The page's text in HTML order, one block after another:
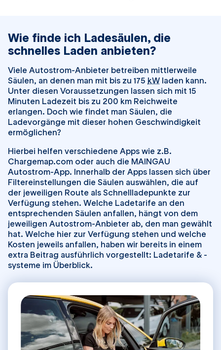
Wie finde ich Ladesäulen, die
schnelles Laden anbieten?
Viele Autostrom-Anbieter betreiben mittlerweile
Säulen, an denen man mit bis zu 175 kW laden kann.
Unter diesen Voraussetzungen lassen sich mit 15
Minuten Ladezeit bis zu 200 km Reichweite
erlangen. Doch wie findet man Säulen, die
Ladevorgänge mit dieser hohen Geschwindigkeit
ermöglichen?
Hierbei helfen verschiedene Apps wie z.B.
Chargemap.com oder auch die MAINGAU
Autostrom-App. Innerhalb der Apps lassen sich über
Filtereinstellungen die Säulen auswählen, die auf
der jeweiligen Route als Schnellladepunkte zur
Verfügung stehen. Welche Ladetarife an den
entsprechenden Säulen anfallen, hängt von dem
jeweiligen Autostrom-Anbieter ab, den man gewählt
hat. Welche hier zur Verfügung stehen und welche
Kosten jeweils anfallen, haben wir bereits in einem
extra Beitrag ausführlich vorgestellt: Ladetarife & -
systeme im Überblick.